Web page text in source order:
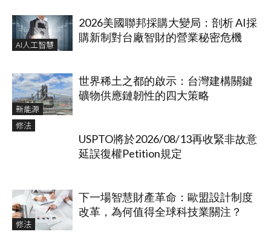
AI人工智慧
2026美國聯邦採購大變局：剖析 AI採
購新制對台廠智財的營業秘密危機
新能源
世界稀土之都的啟示：台灣建構關鍵
礦物供應鏈韌性的四大策略
修法
USPTO將於2026/08/13再收緊非故意
延誤復權Petition規定
修法
下一場智慧財產革命：歐盟設計制度
改革，為何值得全球科技業關注？